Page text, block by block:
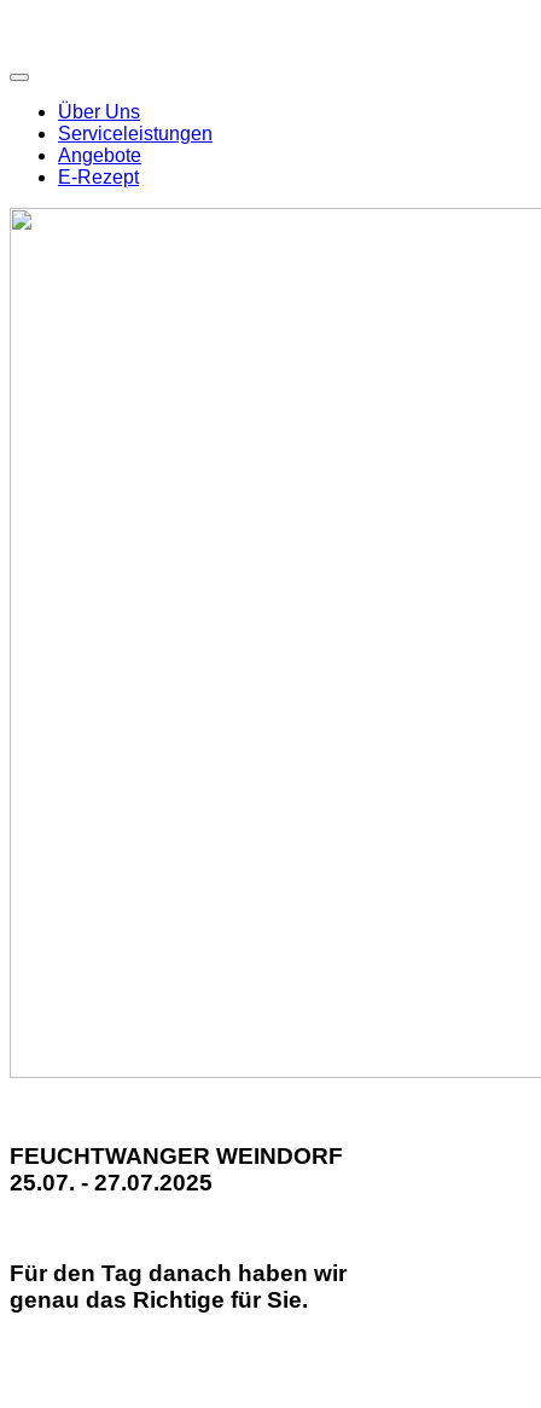
Über Uns
Serviceleistungen
Angebote
E-Rezept
FEUCHTWANGER WEINDORF
25.07. - 27.07.2025
Für den Tag danach haben wir
genau das Richtige für Sie.